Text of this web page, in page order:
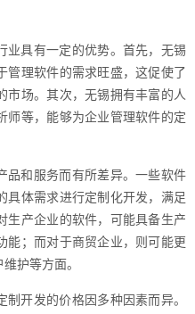
业具有一定的优势。首先，无锡
管理软件的需求旺盛，这促使了
市场。其次，无锡拥有丰富的人
师等，能够为企业管理软件的定
品和服务而有所差异。一些软件
具体需求进行定制化开发，满足
生产企业的软件，可能具备生产
能；而对于商贸企业，则可能更
护等方面。
开发的价格因多种因素而异。